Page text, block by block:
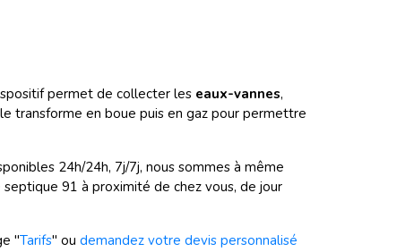
permet de collecter les eaux-vannes,
transforme en boue puis en gaz pour permettre
24h/24h, 7j/7j, nous sommes à même
91 à proximité de chez vous, de jour
"Tarifs" ou demandez votre devis personnalisé